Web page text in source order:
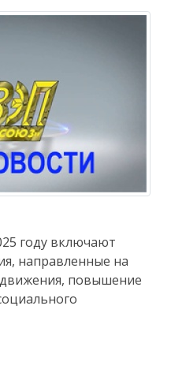
году включают
направленные на
повышение